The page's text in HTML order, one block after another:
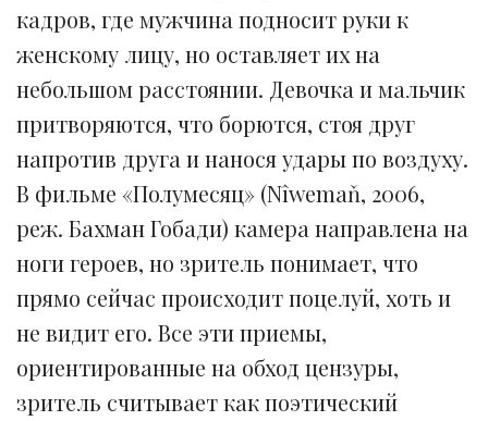
кадров, где мужчина подносит руки к
женскому лицу, но оставляет их на
небольшом расстоянии. Девочка и мальчик
притворяются, что борются, стоя друг
напротив друга и нанося удары по воздуху.
В фильме «Полумесяц» (Nîwemaň, 2006,
реж. Бахман Гобади) камера направлена на
ноги героев, но зритель понимает, что
прямо сейчас происходит поцелуй, хоть и
не видит его. Все эти приемы,
ориентированные на обход цензуры,
зритель считывает как поэтический